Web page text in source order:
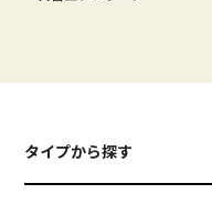
タイプから探す